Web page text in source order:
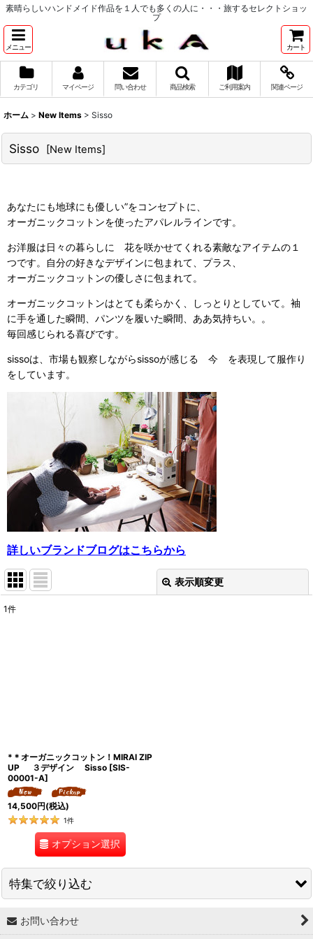
素晴らしいハンドメイド作品を１人でも多くの人に・・・旅するセレクトショッ
プ
メニュー カート
カテゴリ マイページ 問い合わせ 商品検索 ご利用案内 関連ページ
ホーム > New Items > Sisso
Sisso [New Items]
あなたにも地球にも優しい”をコンセプトに、
オーガニックコットンを使ったアパレルラインです。
お洋服は日々の暮らしに 花を咲かせてくれる素敵なアイテムの１
つです。自分の好きなデザインに包まれて、プラス、
オーガニックコットンの優しさに包まれて。
オーガニックコットンはとても柔らかく、しっとりとしていて。袖
に手を通した瞬間、パンツを履いた瞬間、ああ気持ちい。。
毎回感じられる喜びです。
sissoは、市場も観察しながらsissoが感じる 今 を表現して服作り
をしています。
詳しいブランドブログはこちらから
表示順変更
1件
*＊オーガニックコットン！MIRAI ZIP
UP ３デザイン Sisso [SIS-
00001-A]
14,500円(税込)
1件
オプション選択
特集で絞り込む
↓ 特集 ↓
お問い合わせ